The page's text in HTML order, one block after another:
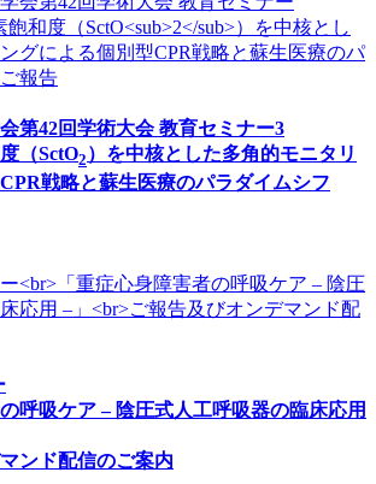
第42回学術大会 教育セミナー3
（SctO2 ）を中核とした多角的モニタリ
戦略と蘇生医療のパラダイムシフ
呼吸ケア – 陰圧式人工呼吸器の臨床応用
ンド配信のご案内